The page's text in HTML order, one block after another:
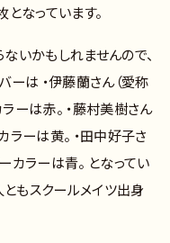
なっています。
いかもしれませんので、
ーは ・伊藤蘭さん（愛称
ーは赤。 ・藤村美樹さん
ラーは黄。 ・田中好子さ
カラーは青。 となってい
ともスクールメイツ出身